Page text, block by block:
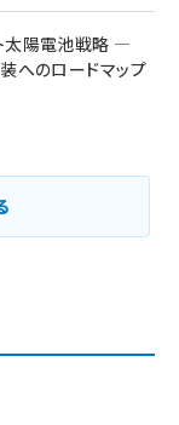
太陽電池戦略 ―
へのロードマップ